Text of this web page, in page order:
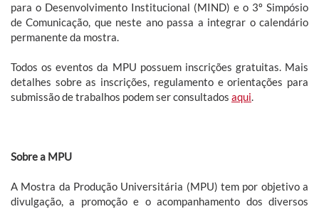
para o Desenvolvimento Institucional (MIND) e o 3º Simpósio
de Comunicação, que neste ano passa a integrar o calendário
permanente da mostra.
Todos os eventos da MPU possuem inscrições gratuitas. Mais
detalhes sobre as inscrições, regulamento e orientações para
submissão de trabalhos podem ser consultados aqui.
Sobre a MPU
A Mostra da Produção Universitária (MPU) tem por objetivo a
divulgação, a promoção e o acompanhamento dos diversos